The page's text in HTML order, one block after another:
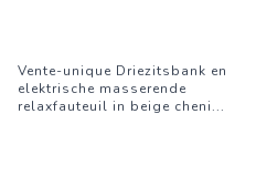
Vente-unique Driezitsbank en
elektrische masserende
relaxfauteuil in beige cheni...